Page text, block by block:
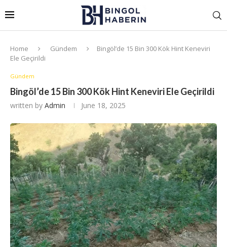
Home Gündem
Bingöl’de 15 Bin 300 Kök Hint Keneviri
Ele Geçirildi
Gündem
Bingöl’de 15 Bin 300 Kök Hint Keneviri Ele Geçirildi
written by Admin June 18, 2025